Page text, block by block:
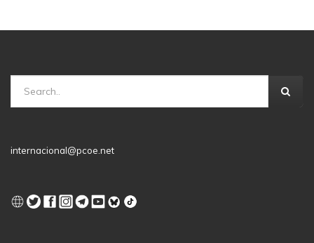
internacional@pcoe.net